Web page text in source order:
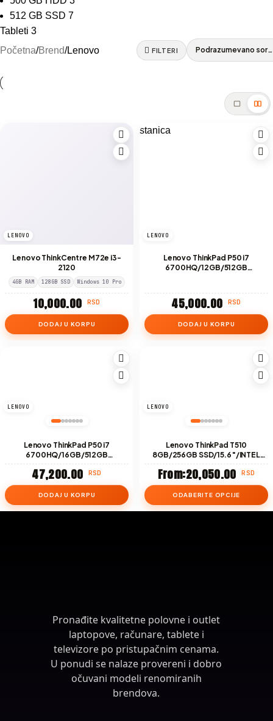
512 GB SSD 7
Tableti 3
Početna Brend Lenovo FILTERI
LENOVO
Lenovo ThinkCentre M72e i3-
2120
4GB RAM 128GB SSD Windows 10 Pro
10,000.00 RSD
DODAJ U KORPU
LENOVO
Lenovo ThinkPad P50 i7
6700HQ/12GB/512GB
45,000.00 RSD
DODAJ U KORPU
LENOVO
Lenovo ThinkPad P50 i7
6700HQ/16GB/512GB
SSD/15.6″/FHD/ NVIDIA QUADRO
M1000M
47,200.00 RSD
DODAJ U KORPU
LENOVO
Lenovo ThinkPad T510
8GB/256GB SSD/15.6″/INTEL
HD/i5 520M
From:20,050.00 RSD
ODABERITE OPCIJE
Pronađite kvalitetne polovne i outlet
laptopove, računare, tablete i
televizore po pristupačnim cenama.
U ponudi se nalaze provereni i dobro
očuvani modeli renomiranih
brendova.